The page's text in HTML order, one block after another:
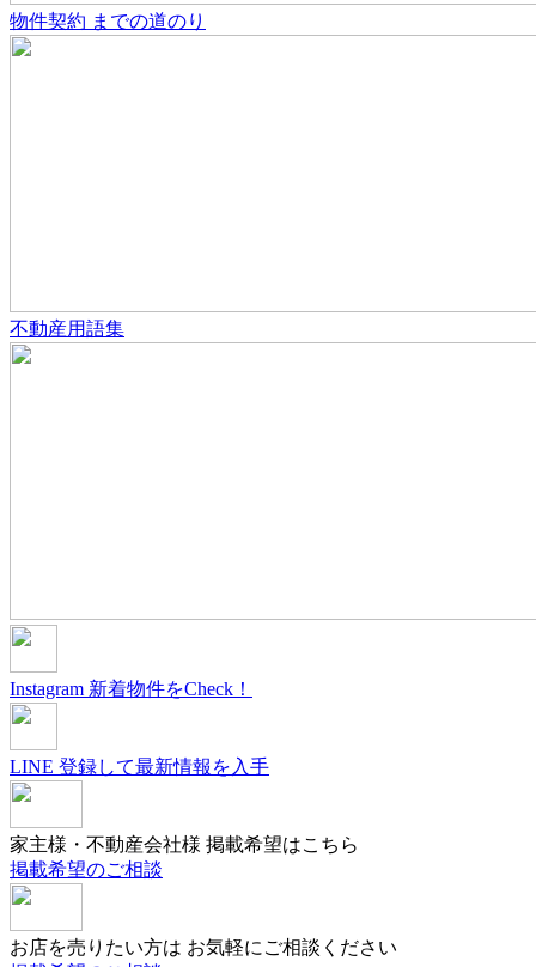
物件契約 までの道のり
不動産用語集
Instagram 新着物件をCheck！
LINE 登録して最新情報を入手
家主様・不動産会社様 掲載希望はこちら
掲載希望のご相談
お店を売りたい方は お気軽にご相談ください